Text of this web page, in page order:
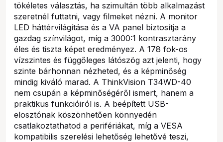
tökéletes választás, ha szimultán több alkalmazást
szeretnél futtatni, vagy filmeket nézni. A monitor
LED háttérvilágítása és a VA panel biztosítja a
gazdag színvilágot, míg a 3000:1 kontrasztarány
éles és tiszta képet eredményez. A 178 fok-os
vízszintes és függőleges látószög azt jelenti, hogy
szinte bárhonnan nézheted, és a képminőség
mindig kiváló marad. A ThinkVision T34WD-40
nem csupán a képminőségéről ismert, hanem a
praktikus funkcióiról is. A beépített USB-
elosztónak köszönhetően könnyedén
csatlakoztathatod a perifériákat, míg a VESA
kompatibilis szerelési lehetőség lehetővé teszi,